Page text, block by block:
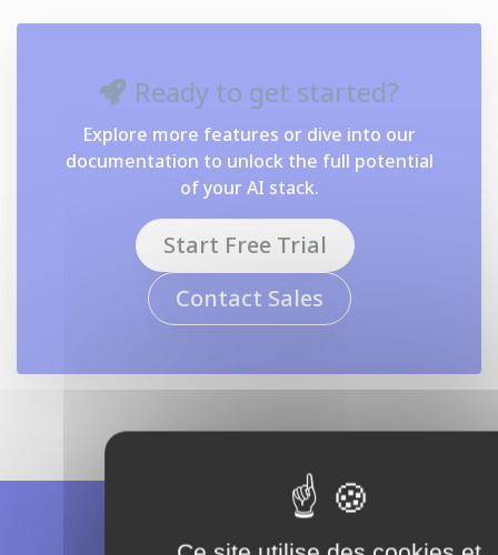
Ready to get started?
Explore more features or dive into our
documentation to unlock the full potential
of your AI stack.
Start Free Trial
Contact Sales